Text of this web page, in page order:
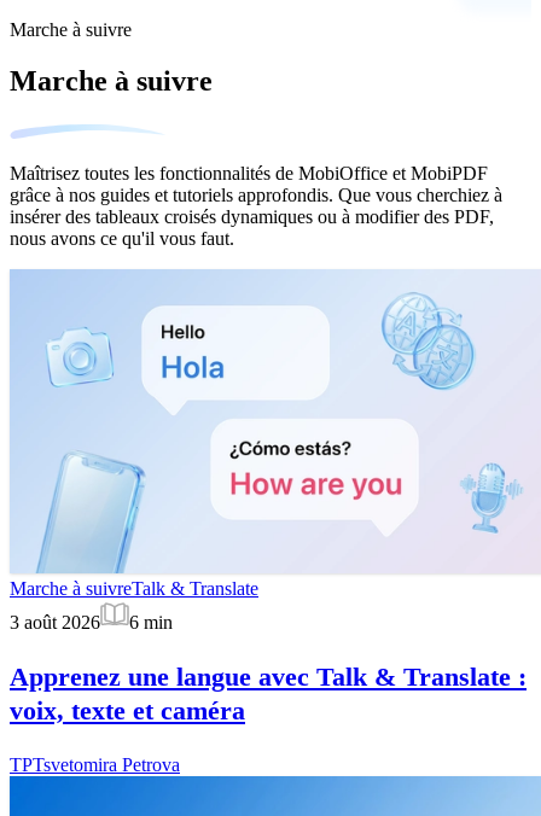
Marche à suivre
Marche à suivre
Maîtrisez toutes les fonctionnalités de MobiOffice et MobiPDF
grâce à nos guides et tutoriels approfondis. Que vous cherchiez à
insérer des tableaux croisés dynamiques ou à modifier des PDF,
nous avons ce qu'il vous faut.
Marche à suivreTalk & Translate
3 août 2026
6 min
Apprenez une langue avec Talk & Translate :
voix, texte et caméra
TPTsvetomira Petrova